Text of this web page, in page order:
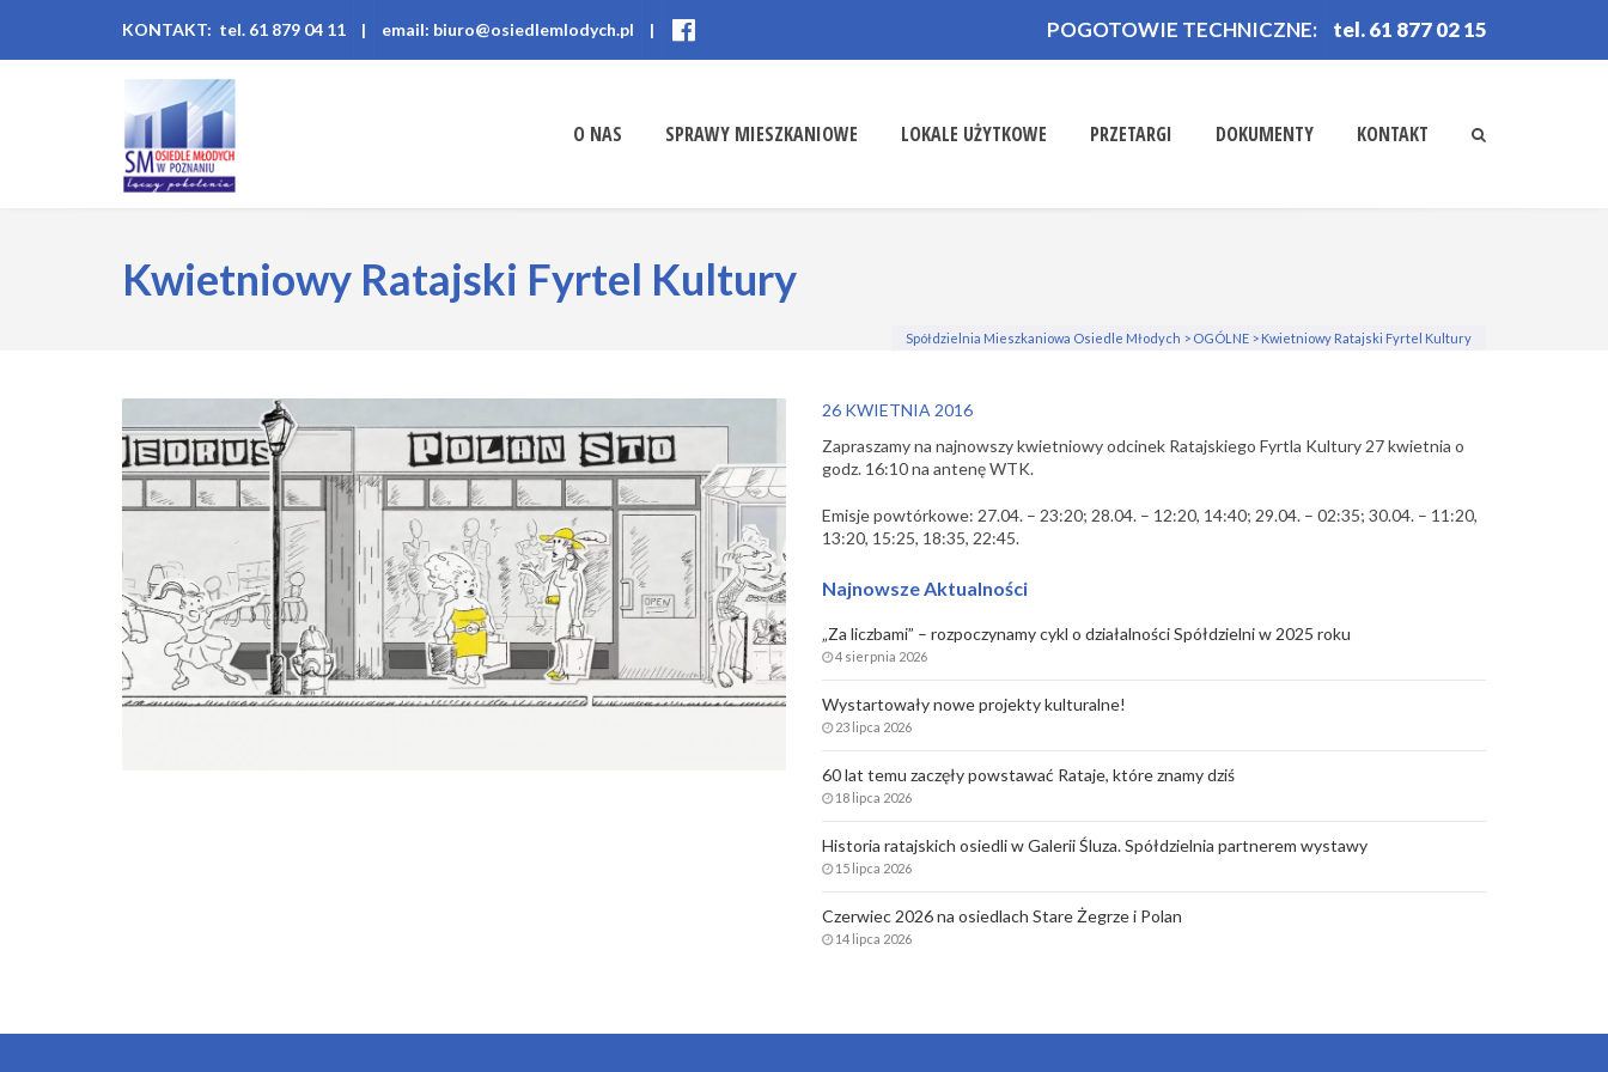
KONTAKT: tel. 61 879 04 11 | email: biuro@osiedlemlodych.pl | POGOTOWIE TECHNICZNE: tel. 61 877 02 15
O NAS SPRAWY MIESZKANIOWE LOKALE UŻYTKOWE PRZETARGI DOKUMENTY KONTAKT
Kwietniowy Ratajski Fyrtel Kultury
Spółdzielnia Mieszkaniowa Osiedle Młodych > OGÓLNE > Kwietniowy Ratajski Fyrtel Kultury
26 KWIETNIA 2016
Zapraszamy na najnowszy kwietniowy odcinek Ratajskiego Fyrtla Kultury 27 kwietnia o
godz. 16:10 na antenę WTK.
Emisje powtórkowe: 27.04. – 23:20; 28.04. – 12:20, 14:40; 29.04. – 02:35; 30.04. – 11:20,
13:20, 15:25, 18:35, 22:45.
Najnowsze Aktualności
„Za liczbami” – rozpoczynamy cykl o działalności Spółdzielni w 2025 roku
4 sierpnia 2026
Wystartowały nowe projekty kulturalne!
23 lipca 2026
60 lat temu zaczęły powstawać Rataje, które znamy dziś
18 lipca 2026
Historia ratajskich osiedli w Galerii Śluza. Spółdzielnia partnerem wystawy
15 lipca 2026
Czerwiec 2026 na osiedlach Stare Żegrze i Polan
14 lipca 2026